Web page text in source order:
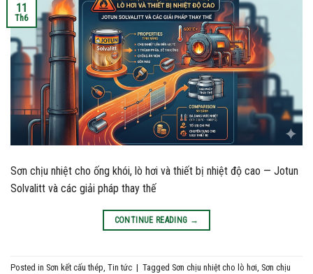
11
Th6
Sơn chịu nhiệt cho ống khói, lò hơi và thiết bị nhiệt độ cao — Jotun
Solvalitt và các giải pháp thay thế
CONTINUE READING →
Posted in Sơn kết cấu thép, Tin tức | Tagged Sơn chịu nhiệt cho lò hơi, Sơn chịu